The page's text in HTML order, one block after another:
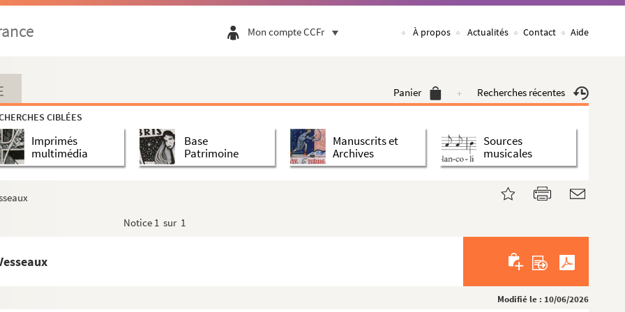
Mon compte CCFr À propos Actualités Contact Aide
Panier Recherches récentes
CIBLÉES
Imprimés
multimédia
Base
Patrimoine
Manuscrits et
Archives
Sources
musicales
Notice 1 sur 1
Modifié le : 10/06/2026
l.]
frémissements du crâne à l'instant de la mort[S. l.]
cratère...